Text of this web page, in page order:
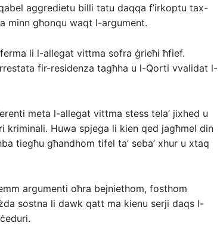
aggredietu billi tatu daqqa f’irkoptu tax-
minn għonqu waqt l-argument.
li l-allegat vittma sofra ġrieħi ħfief.
fir-residenza tagħha u l-Qorti vvalidat l-
meta l-allegat vittma stess tela’ jixhed u
Huwa spjega li kien qed jagħmel din
tiegħu għandhom tifel ta’ seba’ xhur u xtaq
argumenti oħra bejniethom, fosthom
sostna li dawk qatt ma kienu serji daqs l-